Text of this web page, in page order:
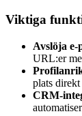
Viktiga
Avslöja e-
URL:er
plats direkt
CRM-